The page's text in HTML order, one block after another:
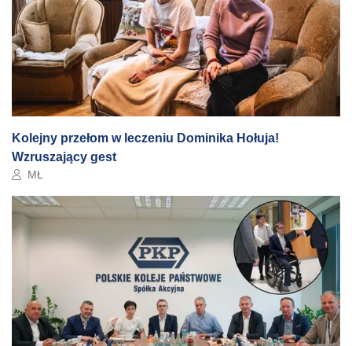
Kolejny przełom w leczeniu Dominika Hołuja!
Wzruszający gest
Autor artykułu:
MŁ